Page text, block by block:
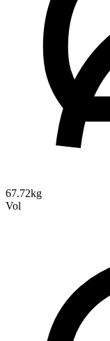
67.72kg
Vol